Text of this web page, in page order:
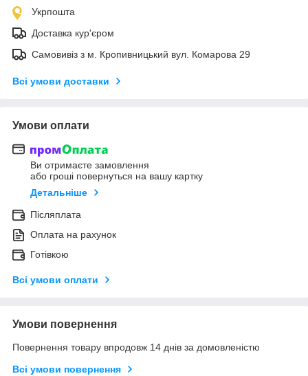
Укрпошта
Доставка кур'єром
Самовивіз з м. Кропивницький вул. Комарова 29
Всі умови доставки
Умови оплати
Ви отримаєте замовлення
або гроші повернуться на вашу картку
Детальніше
Післяплата
Оплата на рахунок
Готівкою
Всі умови оплати
Умови повернення
Повернення товару впродовж 14 днів за домовленістю
Всі умови повернення